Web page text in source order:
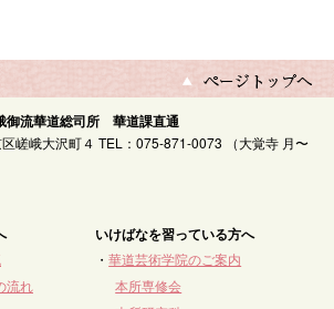
流華道総司所 華道課直通
嵯峨大沢町４ TEL：075-871-0073 （大覚寺 月〜
流れ
いけばなを習っている方へ
・華道芸術学院のご案内
本所専修会